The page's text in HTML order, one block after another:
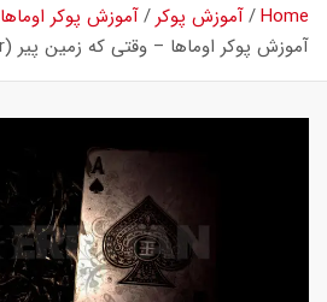
Home آموزش پوکر
آموزش پوکر اوماها
آموزش پوکر اوماها – وقتی که زمین پیر (Pair) دارد